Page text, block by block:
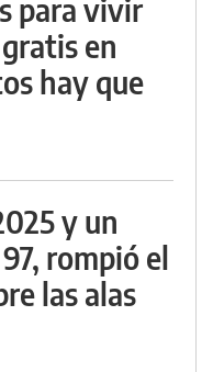
para vivir
en
hay que
y un
rompió el
las alas